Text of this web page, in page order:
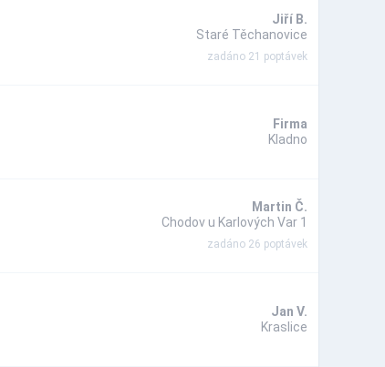
Jiří B.
Staré Těchanovice
zadáno 21 poptávek
Firma
Kladno
Martin Č.
Chodov u Karlových Var 1
zadáno 26 poptávek
Jan V.
Kraslice